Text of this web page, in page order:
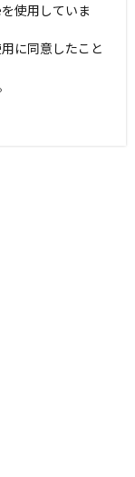
使用していま
に同意したこと